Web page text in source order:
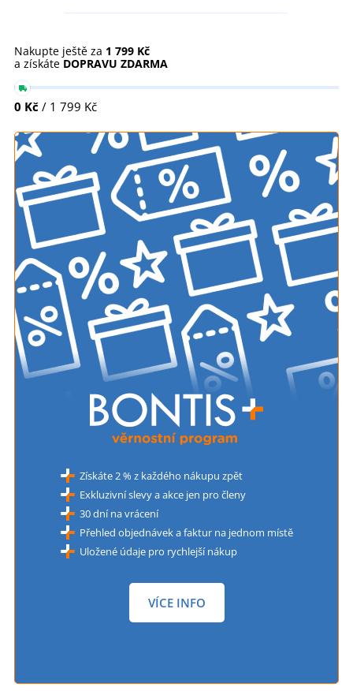
Nakupte ještě za 1 799 Kč
a získáte DOPRAVU ZDARMA
0 Kč / 1 799 Kč
Získáte 2 % z každého nákupu zpět
Exkluzivní slevy a akce jen pro členy
30 dní na vrácení
Přehled objednávek a faktur na jednom místě
Uložené údaje pro rychlejší nákup
VÍCE INFO